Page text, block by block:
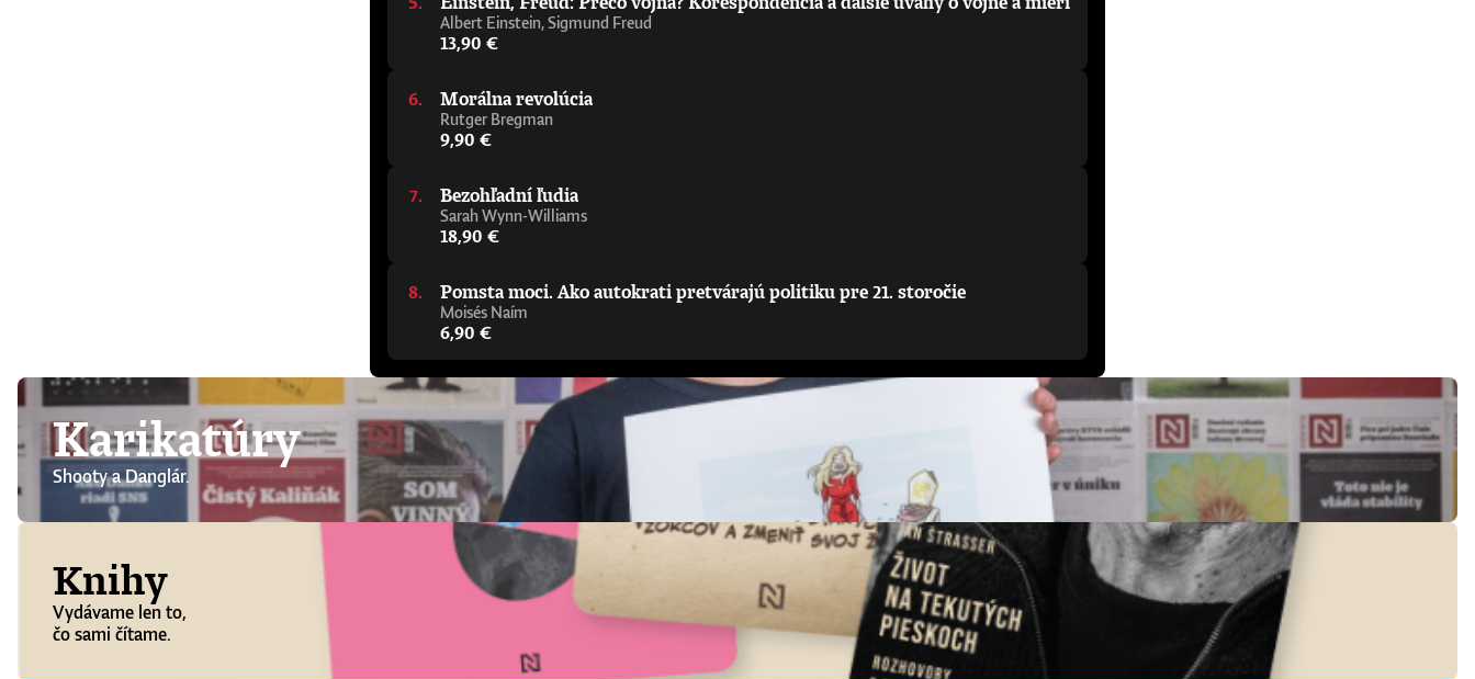
Albert Einstein, Sigmund Freud
13,90 €
Morálna revolúcia
Rutger Bregman
9,90 €
Bezohľadní ľudia
Sarah Wynn-Williams
18,90 €
Pomsta moci. Ako autokrati pretvárajú politiku pre 21. storočie
Moisés Naím
6,90 €
Karikatúry
Shooty a Danglár.
Knihy
Vydávame len to,
čo sami čítame.